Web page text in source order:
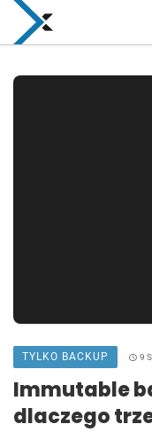
TYLKO BACKUP 9
Immutable
dlaczego